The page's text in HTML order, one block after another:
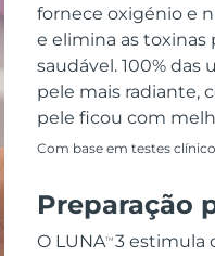
fornece oxigénio e
e elimina as toxinas
saudável. 100% das
pele mais radiante,
pele ficou com
Com base em testes
Preparação
O LUNATM 3 estimula